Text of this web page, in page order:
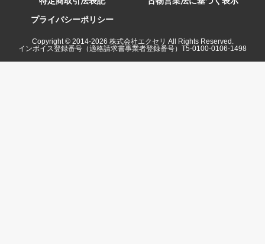
プライバシーポリシー
Copyright © 2014-2026 株式会社エクセリ All Rights Reserved.
インボイス登録番号（適格請求書事業者登録番号）T5-0100-0106-1498